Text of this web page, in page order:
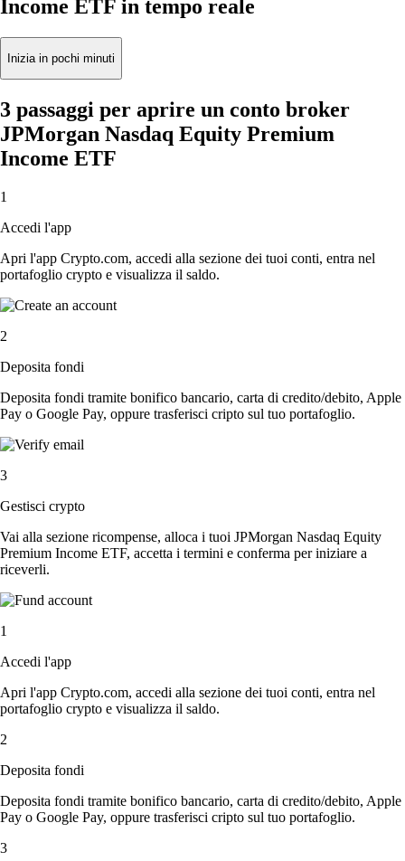
Income ETF in tempo reale
Inizia in pochi minuti
3 passaggi per aprire un conto broker
JPMorgan Nasdaq Equity Premium
Income ETF
1
Accedi l'app
Apri l'app Crypto.com, accedi alla sezione dei tuoi conti, entra nel
portafoglio crypto e visualizza il saldo.
2
Deposita fondi
Deposita fondi tramite bonifico bancario, carta di credito/debito, Apple
Pay o Google Pay, oppure trasferisci cripto sul tuo portafoglio.
3
Gestisci crypto
Vai alla sezione ricompense, alloca i tuoi JPMorgan Nasdaq Equity
Premium Income ETF, accetta i termini e conferma per iniziare a
riceverli.
1
Accedi l'app
Apri l'app Crypto.com, accedi alla sezione dei tuoi conti, entra nel
portafoglio crypto e visualizza il saldo.
2
Deposita fondi
Deposita fondi tramite bonifico bancario, carta di credito/debito, Apple
Pay o Google Pay, oppure trasferisci cripto sul tuo portafoglio.
3